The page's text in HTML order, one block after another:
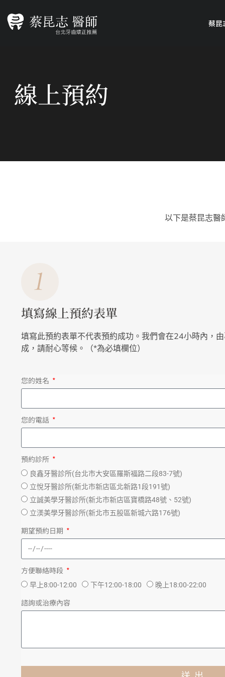
蔡昆
線上預約
以下是蔡昆志醫
填寫線上預約表單
填寫此預約表單不代表預約成功。我們會在24小時內，
成，請耐心等候。（*為必填欄位）
您的姓名
您的電話
預約診所
良鑫牙醫診所(台北市大安區羅斯福路二段83-7號)
立悅牙醫診所(新北市新店區北新路1段191號)
立誠美學牙醫診所(新北市新店區寶橋路48號、52號)
立渼美學牙醫診所(新北市五股區新城六路176號)
期望預約日期
方便聯絡時段
早上8:00-12:00 下午12:00-18:00 晚上18:00-22:00
諮詢或治療內容